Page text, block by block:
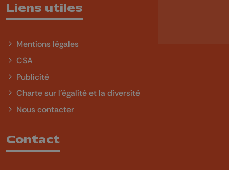
Liens utiles
Mentions légales
CSA
Publicité
Charte sur l'égalité et la diversité
Nous contacter
Contact